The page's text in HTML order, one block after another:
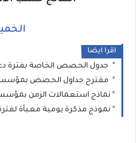
اقرا ايضا
جدول الحصص الخاصة بفترة دعم التعلمات
مقترح جداول الحصص بمؤسسات الريادة (قابل
نماذج استعمالات الزمن
نموذج مذكرة يومية معبأة لفترة طارل